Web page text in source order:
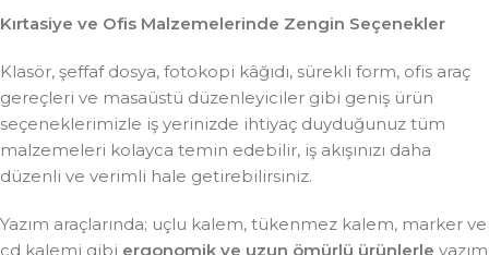
Kırtasiye ve Ofis Malzemelerinde Zengin Seçenekler
Klasör, şeffaf dosya, fotokopi kâğıdı, sürekli form, ofis araç
gereçleri ve masaüstü düzenleyiciler gibi geniş ürün
seçeneklerimizle iş yerinizde ihtiyaç duyduğunuz tüm
malzemeleri kolayca temin edebilir, iş akışınızı daha
düzenli ve verimli hale getirebilirsiniz.
Yazım araçlarında; uçlu kalem, tükenmez kalem, marker ve
cd kalemi gibi ergonomik ve uzun ömürlü ürünlerle yazım